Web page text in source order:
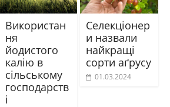
Використан
ня
йодистого
калію в
сільському
господарств
і
Селекціонер
и назвали
найкращі
сорти аґрусу
01.03.2024